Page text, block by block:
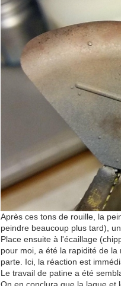
Après ces tons de rouille, la
peindre beaucoup plus tard),
Place ensuite à l'écaillage
pour moi, a été la rapidité de
parte. Ici, la réaction est
Le travail de patine a été